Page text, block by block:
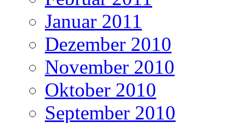
Januar 2011
Dezember 2010
November 2010
Oktober 2010
September 2010